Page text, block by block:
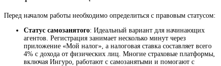
Перед началом работы необходимо определиться с правовым статусом:
Статус самозанятого: Идеальный вариант для начинающих
агентов. Регистрация занимает несколько минут через
приложение «Мой налог», а налоговая ставка составляет всего
4% с дохода от физических лиц. Многие страховые платформы,
включая Ингуро, работают с самозанятыми и помогают с